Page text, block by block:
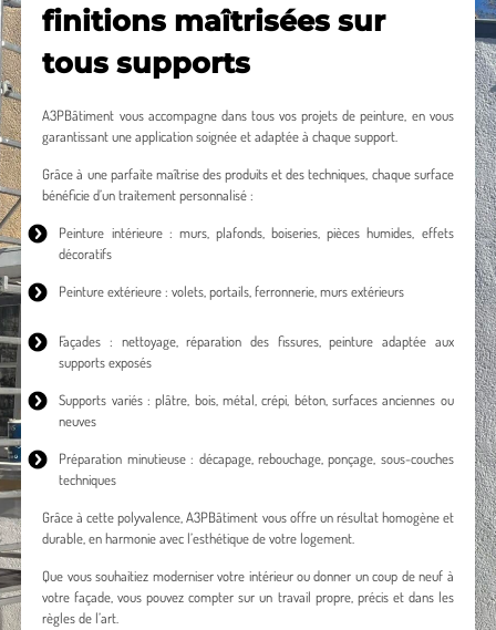
finitions maîtrisées sur
tous supports
A3PBâtiment vous accompagne dans tous vos projets de peinture, en vous
garantissant une application soignée et adaptée à chaque support.
Grâce à une parfaite maîtrise des produits et des techniques, chaque surface
bénéficie d’un traitement personnalisé :
Peinture intérieure: murs, plafonds, boiseries, pièces humides, effets
décoratifs
Peinture extérieure: volets, portails, ferronnerie, murs extérieurs
Façades : nettoyage, réparation des fissures, peinture adaptée aux
supports exposés
Supports variés : plâtre, bois, métal, crépi, béton, surfaces anciennes ou
neuves
Préparation minutieuse : décapage, rebouchage, ponçage, sous-couches
techniques
Grâce à cette polyvalence, A3PBâtiment vous offre un résultat homogène et
durable, en harmonie avec l’esthétique de votre logement.
Que vous souhaitiez moderniser votre intérieur ou donner un coup de neuf à
votre façade, vous pouvez compter sur un travail propre, précis et dans les
règles de l’art.